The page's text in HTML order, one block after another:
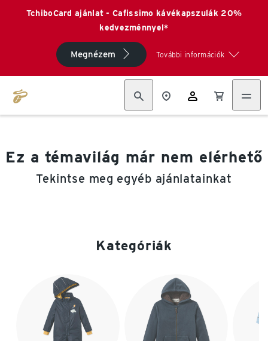
TchiboCard ajánlat - Cafissimo kávékapszulák 20%
kedvezménnyel*
Megnézem További információk
Ez a témavilág már nem elérhető
Tekintse meg egyéb ajánlatainkat
Kategóriák